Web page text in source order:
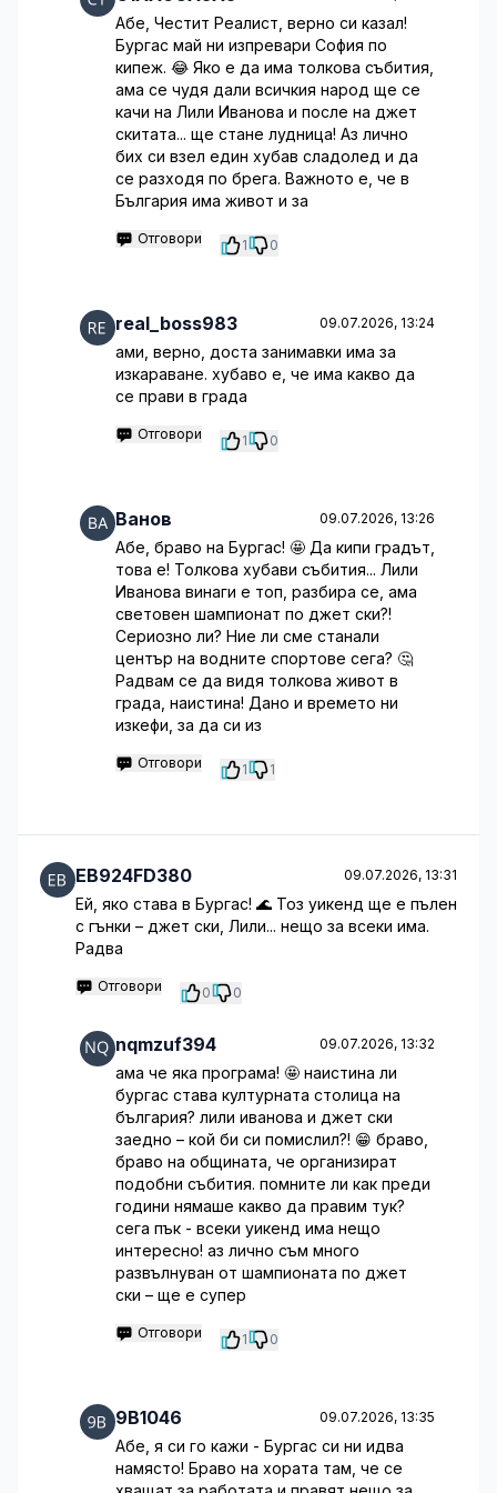
Абе, Честит Реалист, верно си казал!
Бургас май ни изпревари София по
кипеж. 😂 Яко е да има толкова събития,
ама се чудя дали всичкия народ ще се
качи на Лили Иванова и после на джет
скитата... ще стане лудница! Аз лично
бих си взел един хубав сладолед и да
се разходя по брега. Важното е, че в
България има живот и за
Отговори 1 0
real_boss983 09.07.2026, 13:24
ами, верно, доста занимавки има за
изкараване. хубаво е, че има какво да
се прави в града
Отговори 1 0
Ванов 09.07.2026, 13:26
Абе, браво на Бургас! 🤩 Да кипи градът,
това е! Толкова хубави събития... Лили
Иванова винаги е топ, разбира се, ама
световен шампионат по джет ски?!
Сериозно ли? Ние ли сме станали
център на водните спортове сега? 🤔
Радвам се да видя толкова живот в
града, наистина! Дано и времето ни
изкефи, за да си из
Отговори 1 1
EB924FD380 09.07.2026, 13:31
Ей, яко става в Бургас! 🌊 Тоз уикенд ще е пълен
с гънки – джет ски, Лили... нещо за всеки има.
Радва
Отговори 0 0
nqmzuf394 09.07.2026, 13:32
ама че яка програма! 🤩 наистина ли
бургас става културната столица на
българия? лили иванова и джет ски
заедно – кой би си помислил?! 😁 браво,
браво на общината, че организират
подобни събития. помните ли как преди
години нямаше какво да правим тук?
сега пък - всеки уикенд има нещо
интересно! аз лично съм много
развълнуван от шампионата по джет
ски – ще е супер
Отговори 1 0
9B1046 09.07.2026, 13:35
Абе, я си го кажи - Бургас си ни идва
намясто! Браво на хората там, че се